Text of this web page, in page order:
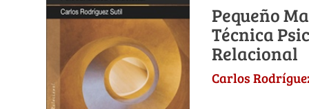
Pequeño
Técnica
Relacional
Carlos